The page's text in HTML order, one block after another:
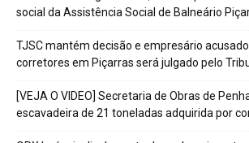
social da Assistência Social de Balneário
TJSC mantém decisão e empresário
corretores em Piçarras será julgado pelo
[VEJA O VIDEO] Secretaria de Obras de
escavadeira de 21 toneladas adquirida por